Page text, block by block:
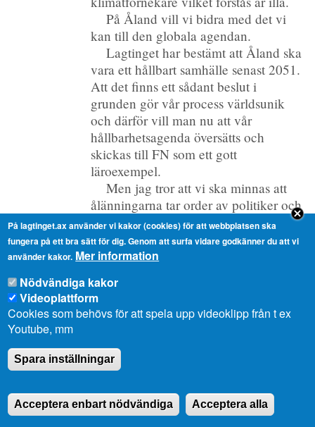
På Åland vill vi bidra med det vi
kan till den globala agendan.
Lagtinget har bestämt att Åland ska
vara ett hållbart samhälle senast 2051.
Att det finns ett sådant beslut i
grunden gör vår process världsunik
och därför vill man nu att vår
hållbarhetsagenda översätts och
skickas till FN som ett gott
läroexempel.
Men jag tror att vi ska minnas att
ålänningarna tar order av politiker och
potentater vare sig de sitter i lagting,
landskapsregering i FN eller i EU.
Viljan och lusten att arbeta mot ett
människorna själva.
Den kraften, viljan, i det åländska
samhället kommer ur människors
stranden, till blåstången och fåglarna,
skogen och vitsipporna. Den värme
och kärlek människor känner för
naturen är utgångspunkten i vårt
På lagtinget.ax använder vi kakor (cookies) för att webbplatsen ska
fungera på ett bra sätt för dig. Genom att surfa vidare godkänner du att vi
använder kakor. Mer information
Nödvändiga kakor
Videoplattform
Cookies som behövs för att spela upp videoklipp från t ex
Youtube, mm
Spara inställningar
Acceptera enbart nödvändiga Acceptera alla